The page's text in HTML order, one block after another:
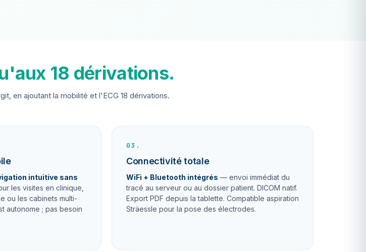
18 dérivations.
en ajoutant la mobilité et l'ECG 18 dérivations.
intuitive sans
les visites en clinique,
ou les cabinets multi-
autonome ; pas besoin
03.
Connectivité totale
WiFi + Bluetooth intégrés — envoi immédiat du
tracé au serveur ou au dossier patient. DICOM natif.
Export PDF depuis la tablette. Compatible aspiration
Sträessle pour la pose des électrodes.